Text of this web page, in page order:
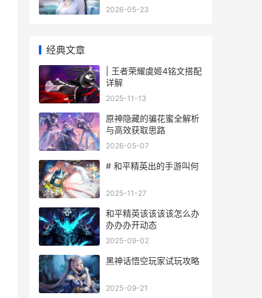
2026-05-23
经典文章
| 王者荣耀虞姬4铭文搭配
详解
2025-11-13
原神隐藏的骗花蜜全解析
与高效获取思路
2026-05-07
# 和平精英出的手游叫何
2025-11-27
和平精英该该该该怎么办
办办办开动态
2025-09-02
黑神话悟空玩家试玩攻略
2025-09-21